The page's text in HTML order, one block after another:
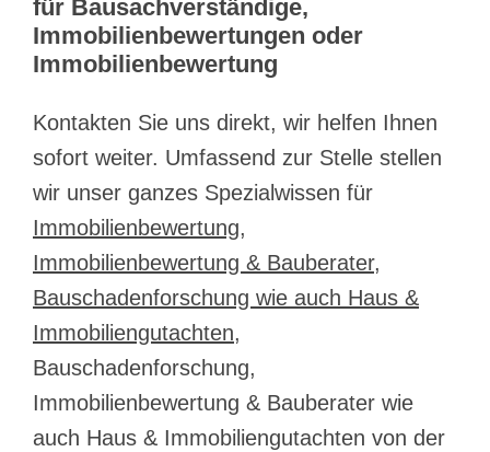
für Bausachverständige,
Immobilienbewertungen oder
Immobilienbewertung
Kontakten Sie uns direkt, wir helfen Ihnen
sofort weiter. Umfassend zur Stelle stellen
wir unser ganzes Spezialwissen für
Immobilienbewertung,
Immobilienbewertung & Bauberater,
Bauschadenforschung wie auch Haus &
Immobiliengutachten,
Bauschadenforschung,
Immobilienbewertung & Bauberater wie
auch Haus & Immobiliengutachten von der